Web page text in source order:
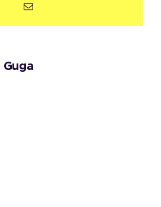
E-
Guga